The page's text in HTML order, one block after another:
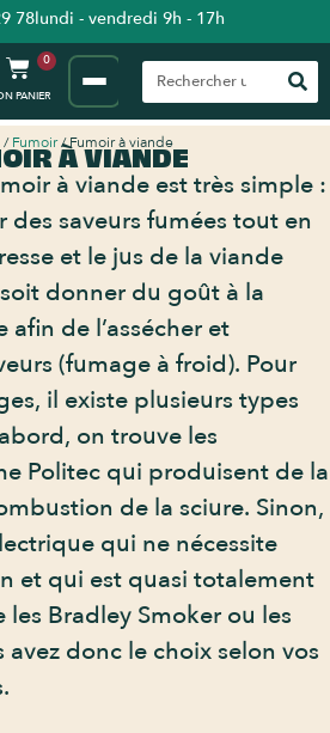
78lundi - vendredi 9h - 17h
0
/Fumoir/ Fumoir à viande
À VIANDE
à viande est très simple :
saveurs fumées tout en
et le jus de la viande
donner du goût à la
de l’assécher et
(fumage à froid). Pour
il existe plusieurs types
on trouve les
Politec qui produisent de la
de la sciure. Sinon,
qui ne nécessite
et qui est quasi totalement
Bradley Smoker ou les
avez donc le choix selon vos